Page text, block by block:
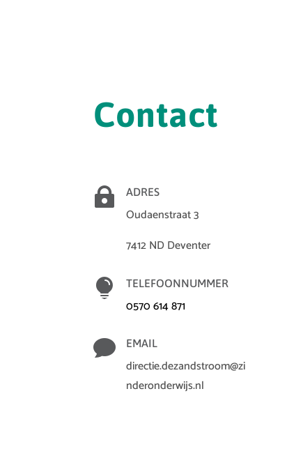
Contact
 ADRES
Oudaenstraat 3
7412 ND Deventer
 TELEFOONNUMMER
0570 614 871
 EMAIL
directie.dezandstroom@zi
nderonderwijs.nl